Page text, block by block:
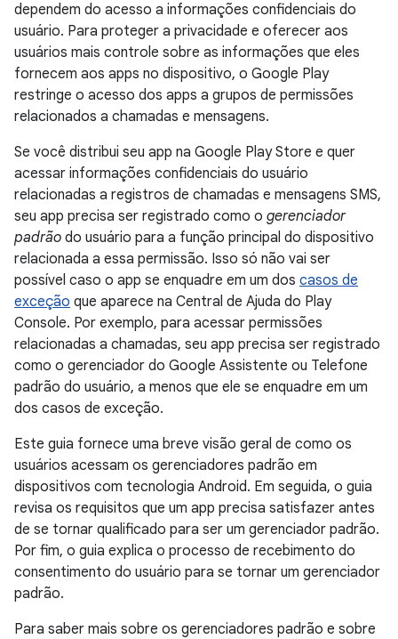
dependem do acesso a informações confidenciais do
usuário. Para proteger a privacidade e oferecer aos
usuários mais controle sobre as informações que eles
fornecem aos apps no dispositivo, o Google Play
restringe o acesso dos apps a grupos de permissões
relacionados a chamadas e mensagens.
Se você distribui seu app na Google Play Store e quer
acessar informações confidenciais do usuário
relacionadas a registros de chamadas e mensagens SMS,
seu app precisa ser registrado como o gerenciador
padrão do usuário para a função principal do dispositivo
relacionada a essa permissão. Isso só não vai ser
possível caso o app se enquadre em um dos casos de
exceção que aparece na Central de Ajuda do Play
Console. Por exemplo, para acessar permissões
relacionadas a chamadas, seu app precisa ser registrado
como o gerenciador do Google Assistente ou Telefone
padrão do usuário, a menos que ele se enquadre em um
dos casos de exceção.
Este guia fornece uma breve visão geral de como os
usuários acessam os gerenciadores padrão em
dispositivos com tecnologia Android. Em seguida, o guia
revisa os requisitos que um app precisa satisfazer antes
de se tornar qualificado para ser um gerenciador padrão.
Por fim, o guia explica o processo de recebimento do
consentimento do usuário para se tornar um gerenciador
padrão.
Para saber mais sobre os gerenciadores padrão e sobre